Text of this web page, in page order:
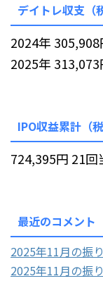
デイトレ収支（
2024年
2025年
IPO収益累計（
724,395円 21回
最近のコメント
2025年11月の振
2025年11月の振